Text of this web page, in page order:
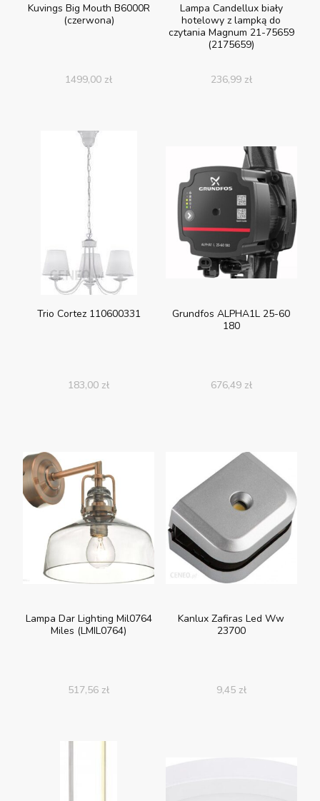
Kuvings Big Mouth B6000R
(czerwona)
1499,00 zł
Lampa Candellux biały
hotelowy z lampką do
czytania Magnum 21-75659
(2175659)
236,99 zł
Trio Cortez 110600331
183,00 zł
Grundfos ALPHA1L 25-60
180
676,49 zł
Lampa Dar Lighting Mil0764
Miles (LMIL0764)
517,56 zł
Kanlux Zafiras Led Ww
23700
9,45 zł